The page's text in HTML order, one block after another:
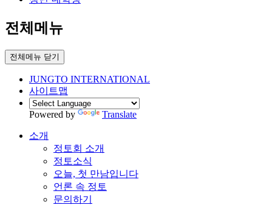
전체메뉴
전체메뉴 닫기
JUNGTO INTERNATIONAL
사이트맵
Powered by Translate
소개
정토회 소개
정토소식
오늘, 첫 만남입니다
언론 속 정토
문의하기